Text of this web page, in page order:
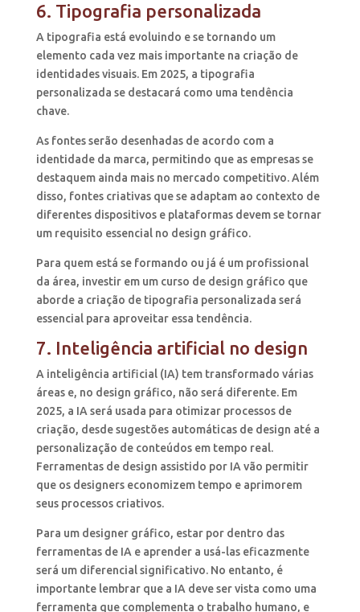
6. Tipografia personalizada
A tipografia está evoluindo e se tornando um
elemento cada vez mais importante na criação de
identidades visuais. Em 2025, a tipografia
personalizada se destacará como uma tendência
chave.
As fontes serão desenhadas de acordo com a
identidade da marca, permitindo que as empresas se
destaquem ainda mais no mercado competitivo. Além
disso, fontes criativas que se adaptam ao contexto de
diferentes dispositivos e plataformas devem se tornar
um requisito essencial no design gráfico.
Para quem está se formando ou já é um profissional
da área, investir em um curso de design gráfico que
aborde a criação de tipografia personalizada será
essencial para aproveitar essa tendência.
7. Inteligência artificial no design
A inteligência artificial (IA) tem transformado várias
áreas e, no design gráfico, não será diferente. Em
2025, a IA será usada para otimizar processos de
criação, desde sugestões automáticas de design até a
personalização de conteúdos em tempo real.
Ferramentas de design assistido por IA vão permitir
que os designers economizem tempo e aprimorem
seus processos criativos.
Para um designer gráfico, estar por dentro das
ferramentas de IA e aprender a usá-las eficazmente
será um diferencial significativo. No entanto, é
importante lembrar que a IA deve ser vista como uma
ferramenta que complementa o trabalho humano, e